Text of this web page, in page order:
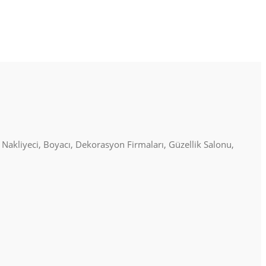
Boyacı, Dekorasyon Firmaları, Güzellik Salonu,